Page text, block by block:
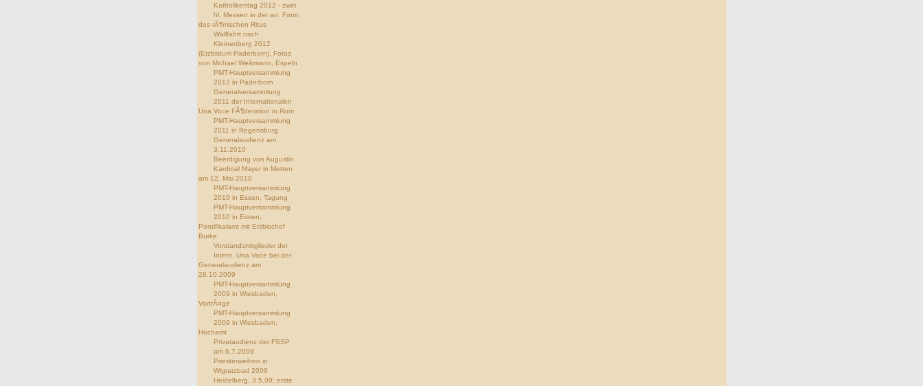
Katholikentag 2012 - zwei
hl. Messen in der ao. Form
des rÃ¶mischen Ritus
Wallfahrt nach
Kleinenberg 2012
(Erzbistum Paderborn), Fotos
von Michael Weikmann, Espeln
PMT-Hauptversammlung
2012 in Paderborn
Generalversammlung
2011 der Internationalen
Una Voce FÃ¶deration in Rom
PMT-Hauptversammlung
2011 in Regensburg
Generalaudienz am
3.11.2010
Beerdigung von Augustin
Kardinal Mayer in Metten
am 12. Mai 2010
PMT-Hauptversammlung
2010 in Essen, Tagung
PMT-Hauptversammlung
2010 in Essen,
Pontifikalamt mit Erzbischof
Burke
Vorstandsmitglieder der
Intern. Una Voce bei der
Generalaudienz am
28.10.2009
PMT-Hauptversammlung
2009 in Wiesbaden,
VortrÃ¤ge
PMT-Hauptversammlung
2009 in Wiesbaden,
Hochamt
Privataudienz der FSSP
am 6.7.2009
Priesterweihen in
Wigratzbad 2009
Heidelberg, 3.5.09: erste